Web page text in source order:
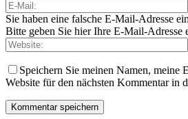
Sie haben eine falsche E-Mail-Adresse
Bitte geben Sie hier Ihre E-Mail-Adresse
Speichern Sie meinen Namen, meine
Website für den nächsten Kommentar in